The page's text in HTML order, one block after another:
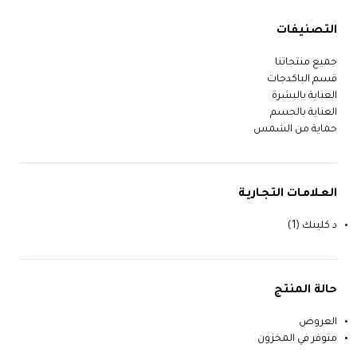
التصنيفات
جميع منتجاتنا
قسم الباكدجات
العناية بالبشرة
العناية بالجسم
حماية من الشمس
العـلامـات التجـاريـة
د كلينك (1)
حالة المنتج
العروض
متوفر في المخزون